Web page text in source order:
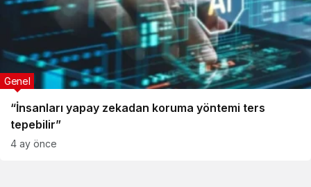
“İnsanları yapay zekadan koruma yöntemi ters
tepebilir”
Genel
4 ay önce